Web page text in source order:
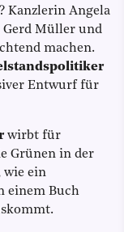
Kanzlerin Angela
Müller und
machen.
Entwurf für
wirbt für
Grünen in der
wie ein
einem Buch